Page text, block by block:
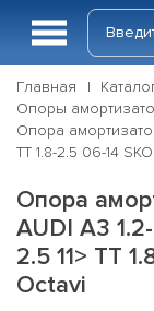
Главная
Опоры
Опора
TT 1.8-2.5 06-14
Опора
AUDI A3
2.5 11> TT
Octavi